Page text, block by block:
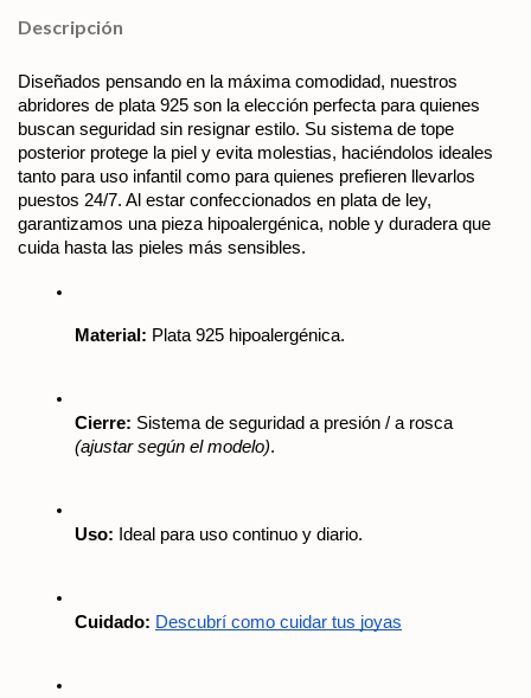
Descripción
Diseñados pensando en la máxima comodidad, nuestros
abridores de plata 925 son la elección perfecta para quienes
buscan seguridad sin resignar estilo. Su sistema de tope
posterior protege la piel y evita molestias, haciéndolos ideales
tanto para uso infantil como para quienes prefieren llevarlos
puestos 24/7. Al estar confeccionados en plata de ley,
garantizamos una pieza hipoalergénica, noble y duradera que
cuida hasta las pieles más sensibles.
Material: Plata 925 hipoalergénica.
Cierre:
(ajustar según el modelo).
Uso: Ideal para uso continuo y diario.
Cuidado: Descubrí como cuidar tus joyas